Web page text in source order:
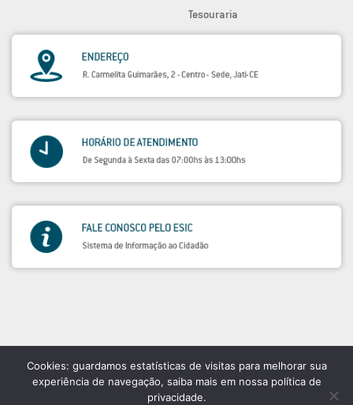
Tesouraria
Cookies: guardamos estatísticas de visitas para melhorar sua
experiência de navegação, saiba mais em nossa política de
privacidade.